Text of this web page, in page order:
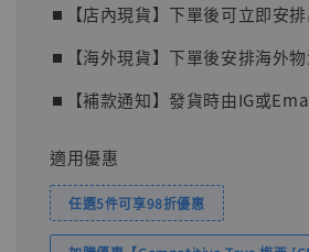
⏹︎【店內現貨】下單後可立即安
⏹︎【海外現貨】下單後安排海外
⏹︎【補款通知】發貨時由IG或
適用優惠
任選5件可享98折優惠